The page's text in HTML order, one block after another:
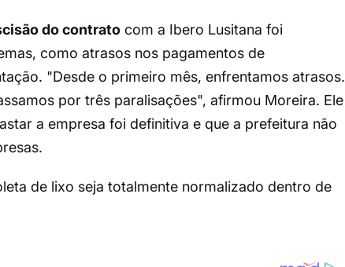
do contratocom a Ibero Lusitana foi
como atrasos nos pagamentos de
"Desde o primeiro mês, enfrentamos atrasos.
por três paralisações", afirmou Moreira. Ele
a empresa foi definitiva e que a prefeitura não
de lixo seja totalmente normalizado dentro de